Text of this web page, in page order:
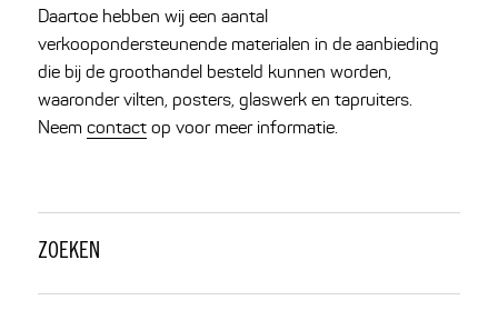
Daartoe hebben wij een aantal
verkoopondersteunende materialen in de aanbieding
die bij de groothandel besteld kunnen worden,
waaronder vilten, posters, glaswerk en tapruiters.
Neem contactop voor meer informatie.
ZOEKEN